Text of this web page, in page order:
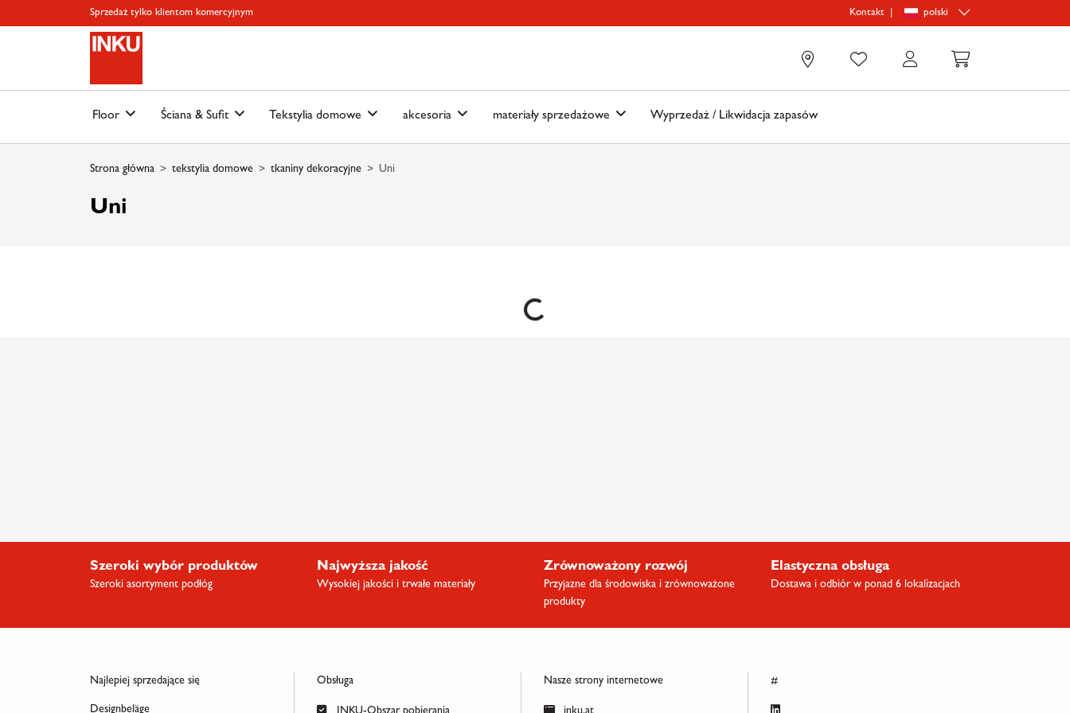
Skip to main content Skip to page header Skip to page footer
Sprzedaż tylko klientom komercyjnym Kontakt polski
Floor Ściana & Sufit Tekstylia domowe akcesoria materiały sprzedażowe Wyprzedaż / Likwidacja zapasów
Strona główna tekstylia domowe tkaniny dekoracyjne Uni
Uni
Loading...
Szeroki wybór produktów
Szeroki asortyment podłóg
Najwyższa jakość
Wysokiej jakości i trwałe materiały
Zrównoważony rozwój
Przyjazne dla środowiska i zrównoważone
produkty
Elastyczna obsługa
Dostawa i odbiór w ponad 6 lokalizacjach
Najlepiej sprzedające się
Designbeläge
Obsługa Nasze strony internetowe #